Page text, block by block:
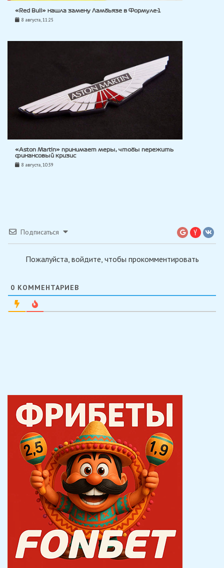
«Red Bull» нашла замену Ламбьязе в Формуле-1
8 августа, 11:25
«Aston Martin» принимает меры, чтобы пережить
финансовый кризис
8 августа, 10:39
Подписаться
Пожалуйста, войдите, чтобы прокомментировать
0 КОММЕНТАРИЕВ